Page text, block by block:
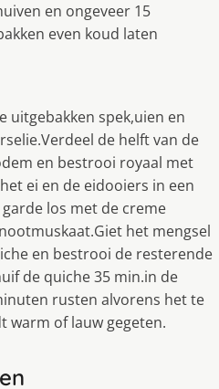
en ongeveer 15
even koud laten
uitgebakken spek,uien en
de helft van de
en bestrooi royaal met
ei en de eidooiers in een
los met de creme
het mengsel
en bestrooi de resterende
de quiche 35 min.in de
rusten alvorens het te
warm of lauw gegeten.